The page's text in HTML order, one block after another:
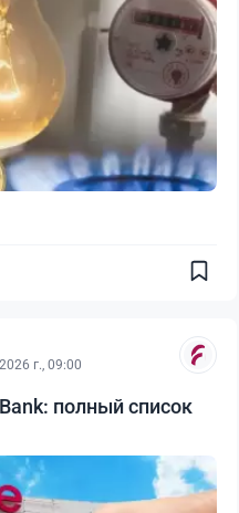
г., 09:00
полный список